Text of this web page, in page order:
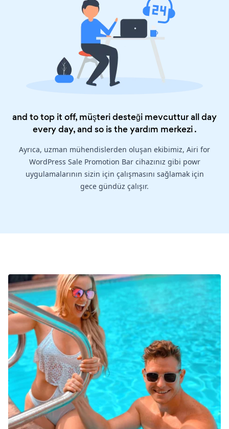
and to top it off, müşteri desteği mevcuttur all day
every day, and so is theyardım merkezi.
Ayrıca, uzman mühendislerden oluşan ekibimiz, Airi for
WordPress Sale Promotion Bar cihazınız gibi powr
uygulamalarının sizin için çalışmasını sağlamak için
gece gündüz çalışır.